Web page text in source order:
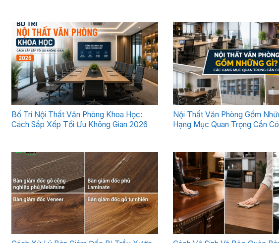
Bố Trí Nội Thất Văn Phòng Khoa Học:
Cách Sắp Xếp Tối Ưu Không Gian 2026
Nội Thất Văn Phòng Gồm
Hạng Mục Quan Trọng Cần Có